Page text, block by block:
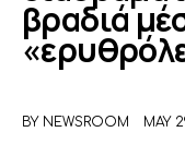
βραδιά
BY NEWSROOM MAY